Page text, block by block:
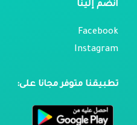
انضم إلينا
Facebook
Instagram
تطبيقنا متوفر مجانا على: